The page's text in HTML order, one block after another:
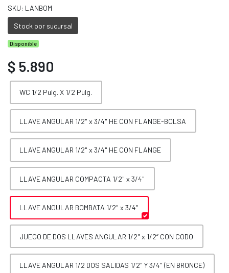
SKU: LANBOM
Stock por sucursal
Disponible
$ 5.890
WC 1/2 Pulg. X 1/2 Pulg.
LLAVE ANGULAR 1/2" x 3/4" HE CON FLANGE-BOLSA
LLAVE ANGULAR 1/2" x 3/4" HE CON FLANGE
LLAVE ANGULAR COMPACTA 1/2" x 3/4"
LLAVE ANGULAR BOMBATA 1/2" x 3/4"
JUEGO DE DOS LLAVES ANGULAR 1/2" x 1/2“ CON CODO
LLAVE ANGULAR 1/2 DOS SALIDAS 1/2" Y 3/4" (EN BRONCE)